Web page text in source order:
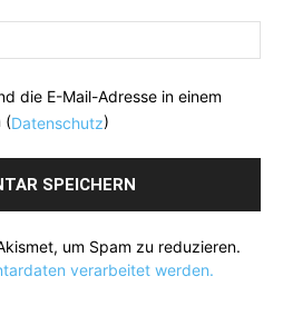
die E-Mail-Adresse in einem
(Datenschutz)
um Spam zu reduzieren.
verarbeitet werden.